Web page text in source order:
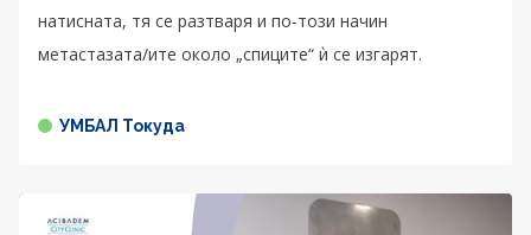
натисната, тя се разтваря и по-този начин
метастазата/ите около „спиците“ ѝ се изгарят.
УМБАЛ Токуда